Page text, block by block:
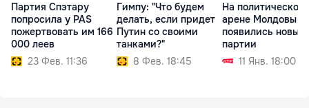
Партия Спэтару
попросила у PAS
пожертвовать им 166
000 леев
23 Фев. 11:36
Гимпу: "Что будем
делать, если придет
Путин со своими
танками?"
8 Фев. 18:45
На политической
арене Молдовы
появились новые
партии
11 Янв. 18:00